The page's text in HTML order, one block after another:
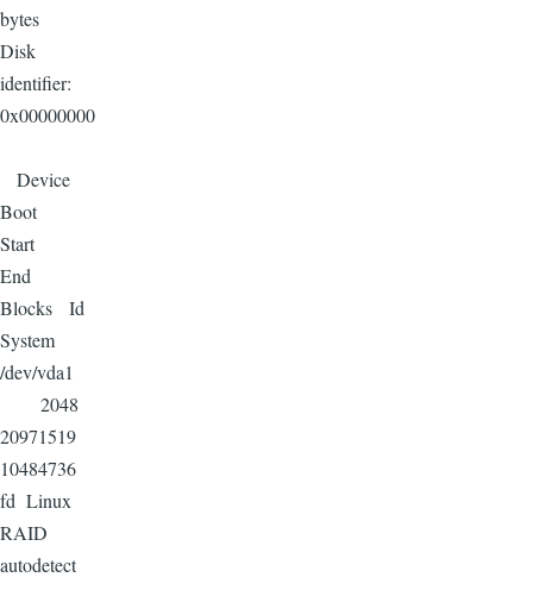
bytes
Disk
identifier:
0x00000000
Device
Boot
Start
End
Blocks Id
System
/dev/vda1
2048
20971519
10484736
fd Linux
RAID
autodetect